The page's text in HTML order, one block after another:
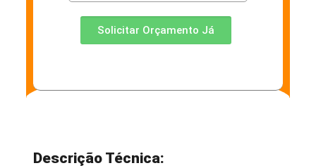
Solicitar Orçamento Já
Descrição Técnica: